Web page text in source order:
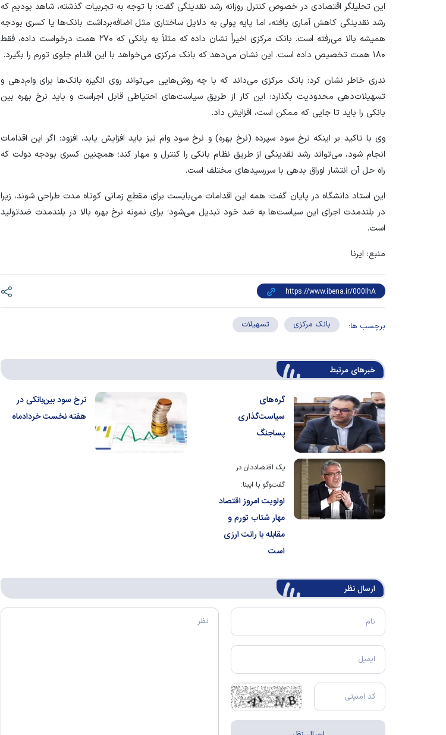
این تحلیلگر اقتصادی در خصوص کنترل روزانه رشد نقدینگی گفت: با توجه به تجربیات گذشته، شاهد بودیم که
رشد نقدینگی کاهش آماری یافته، اما پایه پولی به دلایل ساختاری مثل اضافه‌برداشت بانک‌ها یا کسری بودجه
همیشه بالا می‌رفته است. بانک مرکزی اخیراً نشان داده که مثلاً به بانکی که ۲۷۰ همت درخواست داده، فقط
۱۸۰ همت تخصیص داده است. این نشان می‌دهد که بانک مرکزی می‌خواهد با این اقدام جلوی تورم را بگیرد.
ندری خاطر نشان کرد: بانک مرکزی می‌داند که با چه روش‌هایی می‌تواند روی انگیزه بانک‌ها برای وام‌دهی و
تسهیلات‌دهی محدودیت بگذارد؛ این کار از طریق سیاست‌های احتیاطی قابل اجراست و باید نرخ بهره بین
بانکی را باید تا جایی که ممکن است، افزایش داد.
وی با تاکید بر اینکه نرخ سود سپرده (نرخ بهره) و نرخ سود وام نیز باید افزایش یابد، افزود: اگر این اقدامات
انجام شود، می‌تواند رشد نقدینگی از طریق نظام بانکی را کنترل و مهار کند؛ همچنین کسری بودجه دولت که
راه حل آن انتشار اوراق بدهی با سررسید‌های مختلف است.
این استاد دانشگاه در پایان گفت: همه این اقدامات می‌بایست برای مقطع زمانی کوتاه مدت طراحی شوند، زیرا
در بلندمدت اجرای این سیاست‌ها به ضد خود تبدیل می‌شود؛ برای نمونه نرخ بهره بالا در بلندمدت ضدتولید
است.
منبع: ایرنا
برچسب ها: بانک مرکزی تسهیلات
خبرهای مرتبط
گره‌های
سیاست‌گذاری
پساجنگ
نرخ سود بین‌بانکی در
هفته نخست خردادماه
یک اقتصاددان در
گفت‌و‌گو با ایبنا:
اولویت امروز اقتصاد
مهار شتاب تورم و
مقابله با رانت ارزی
است
ارسال‌ نظر